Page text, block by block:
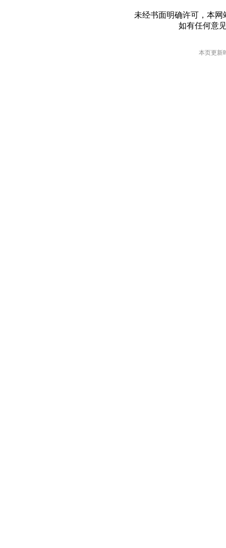
未经书面明确许可，本
如有任何意
本页更新